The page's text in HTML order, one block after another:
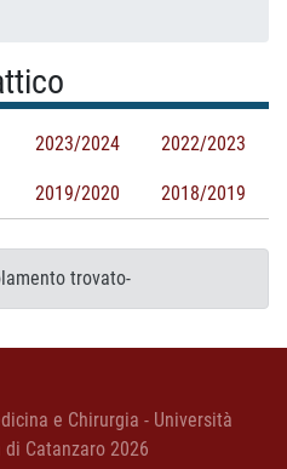
2023/2024 2022/2023
2019/2020 2018/2019
trovato-
e Chirurgia - Università
di Catanzaro 2026